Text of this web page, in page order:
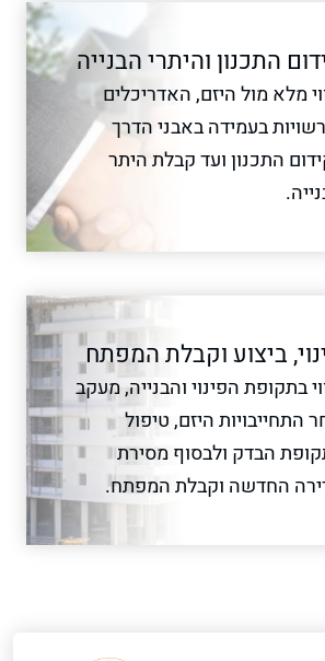
התכנון והיתרי הבנייה
מלא מול היזם, האדריכלים
בעמידה באבני הדרך
התכנון ועד קבלת היתר
ביצוע וקבלת המפתח
בתקופת הפינוי והבנייה, מעקב
התחייבויות היזם, טיפול
הבדק ולבסוף מסירת
החדשה וקבלת המפתח.